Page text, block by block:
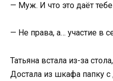
— Муж. И что это даёт
— Не права, а… участие в
Татьяна встала из-за
Достала из шкафа папку